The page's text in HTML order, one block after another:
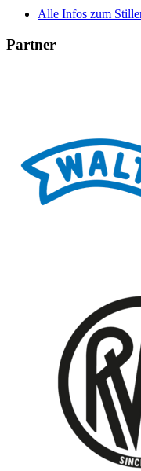
Alle Infos zum
Partner